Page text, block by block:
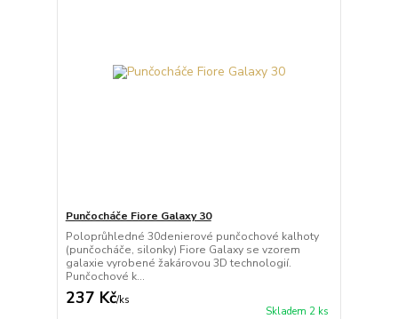
Punčocháče Fiore Galaxy 30
Poloprůhledné 30denierové punčochové kalhoty
(punčocháče, silonky) Fiore Galaxy se vzorem
galaxie vyrobené žakárovou 3D technologií.
Punčochové k...
237 Kč/ks
Skladem 2 ks